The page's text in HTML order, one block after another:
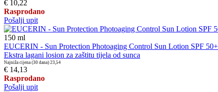
€ 10,22
Rasprodano
Pošalji upit
150 ml
EUCERIN - Sun Protection Photoaging Control Sun Lotion SPF 50+
Ekstra lagani losion za zaštitu tijela od sunca
Najniža cijena (30 dana) 23,54
€ 14,13
Rasprodano
Pošalji upit